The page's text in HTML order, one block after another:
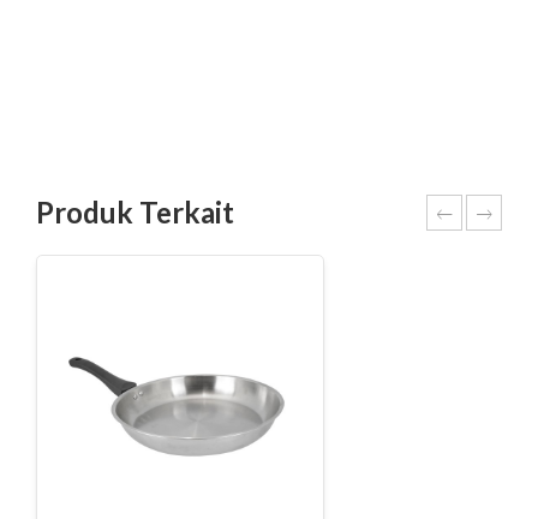
Produk Terkait